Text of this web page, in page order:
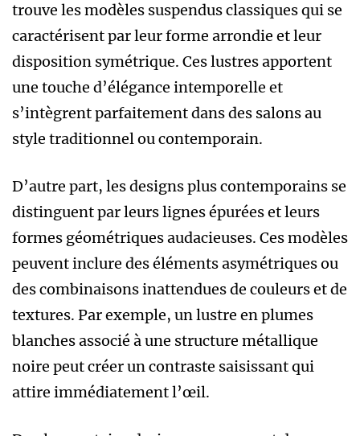
trouve les modèles suspendus classiques qui se
caractérisent par leur forme arrondie et leur
disposition symétrique. Ces lustres apportent
une touche d’élégance intemporelle et
s’intègrent parfaitement dans des salons au
style traditionnel ou contemporain.
D’autre part, les designs plus contemporains se
distinguent par leurs lignes épurées et leurs
formes géométriques audacieuses. Ces modèles
peuvent inclure des éléments asymétriques ou
des combinaisons inattendues de couleurs et de
textures. Par exemple, un lustre en plumes
blanches associé à une structure métallique
noire peut créer un contraste saisissant qui
attire immédiatement l’œil.